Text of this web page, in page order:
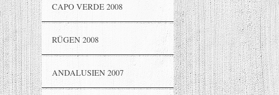
CAPO VERDE 2008
RÜGEN 2008
ANDALUSIEN 2007